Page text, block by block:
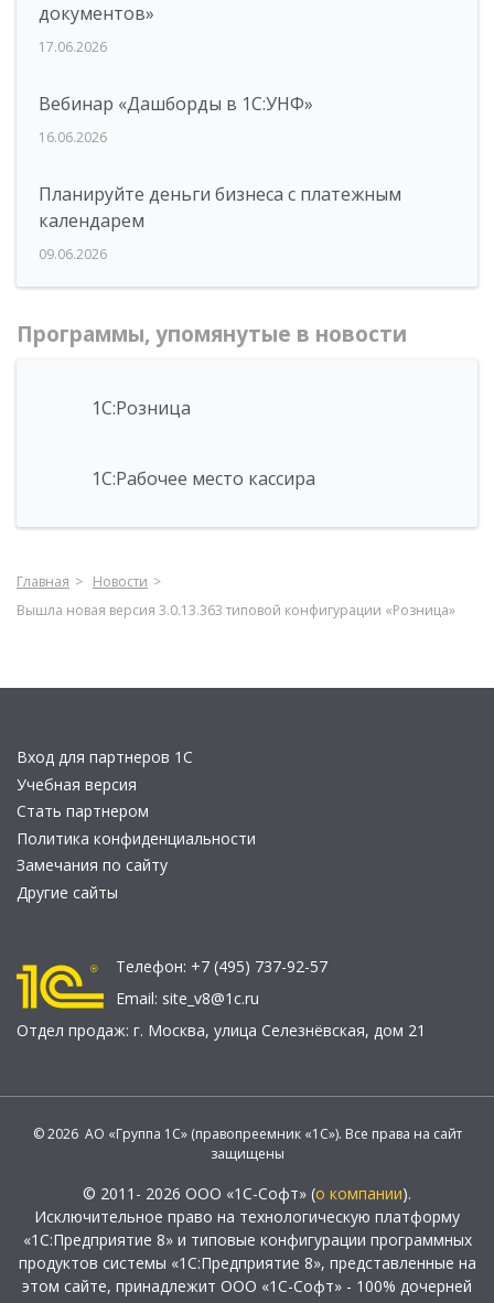
документов»
17.06.2026
Вебинар «Дашборды в 1С:УНФ»
16.06.2026
Планируйте деньги бизнеса с платежным
календарем
09.06.2026
Программы, упомянутые в новости
1С:Розница
1С:Рабочее место кассира
Главная
Новости
Вышла новая версия 3.0.13.363 типовой конфигурации «Розница»
Вход для партнеров 1С
Учебная версия
Стать партнером
Политика конфиденциальности
Замечания по сайту
Другие сайты
Телефон: +7 (495) 737-92-57
Email: site_v8@1c.ru
Отдел продаж: г. Москва, улица Селезнёвская, дом 21
© 2026 АО «Группа 1С» (правопреемник «1С»). Все права на сайт
защищены
© 2011- 2026 ООО «1С-Софт» (о компании).
Исключительное право на технологическую платформу
«1С:Предприятие 8» и типовые конфигурации программных
продуктов системы «1С:Предприятие 8», представленные на
этом сайте, принадлежит ООО «1С-Софт» - 100% дочерней